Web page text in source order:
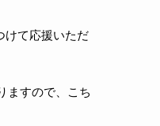
けて応援いただ
ますので、こち